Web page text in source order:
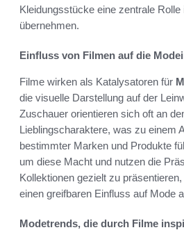
Kleidungsstücke eine zentrale Rolle
übernehmen.
Einfluss von Filmen auf die
Filme wirken als Katalysatoren für
die visuelle Darstellung auf der
Zuschauer orientieren sich oft an
Lieblingscharaktere, was zu einem
bestimmter Marken und Produkte
um diese Macht und nutzen die
Kollektionen gezielt zu
einen greifbaren Einfluss auf Mode
Modetrends, die durch Filme